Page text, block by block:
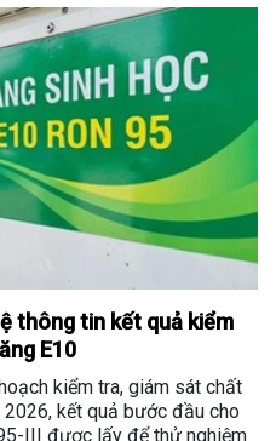
thông tin kết quả kiểm
E10
kiểm tra, giám sát chất
2026, kết quả bước đầu cho
III được lấy để thử nghiệm